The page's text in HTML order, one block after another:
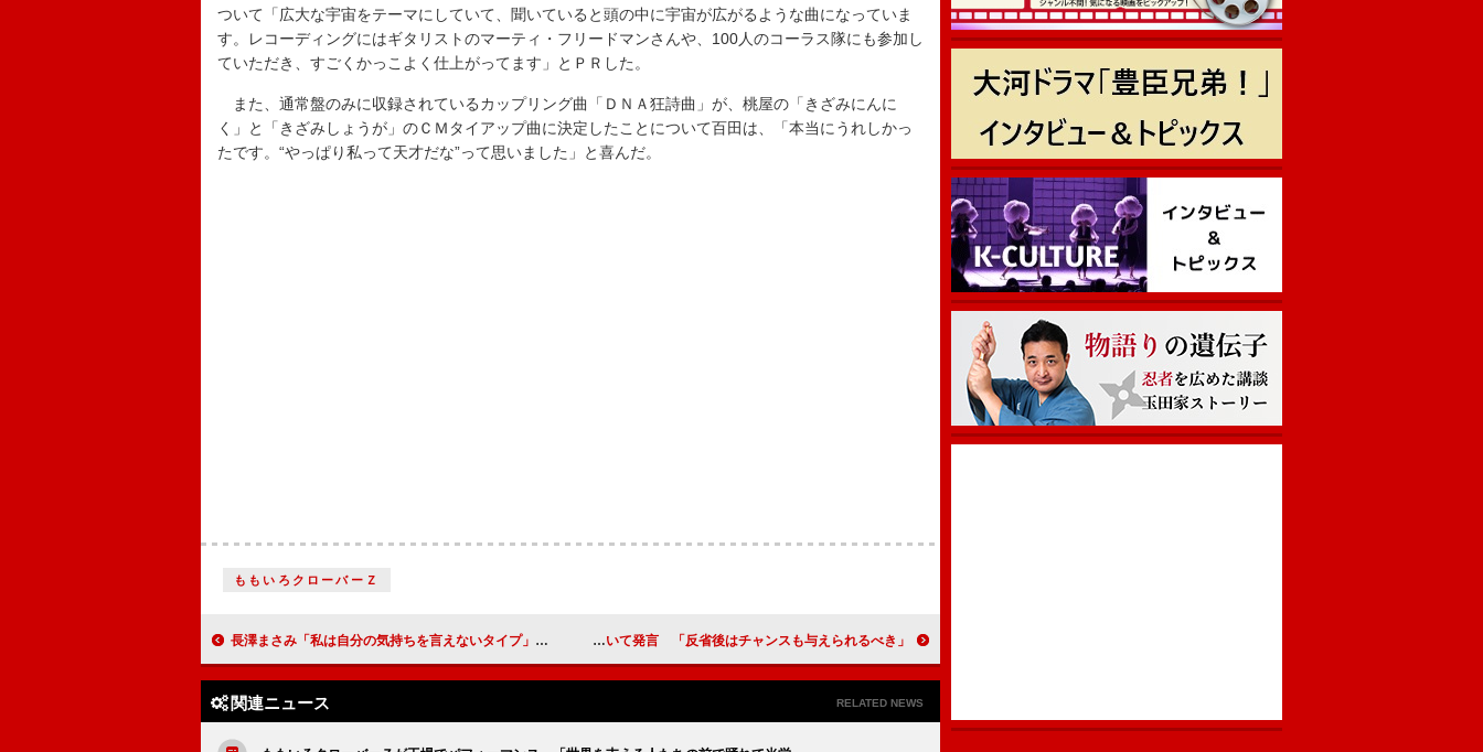
ついて「広大な宇宙をテーマにしていて、聞いていると頭の中に宇宙が広がるような曲になっていま
す。レコーディングにはギタリストのマーティ・フリードマンさんや、100人のコーラス隊にも参加し
ていただき、すごくかっこよく仕上がってます」とＰＲした。
また、通常盤のみに収録されているカップリング曲「ＤＮＡ狂詩曲」が、桃屋の「きざみにんに
く」と「きざみしょうが」のＣＭタイアップ曲に決定したことについて百田は、「本当にうれしかっ
たです。“やっぱり私って天才だな”って思いました」と喜んだ。
ももいろクローバーＺ
長澤まさみ「私は自分の気持ちを言えないタイプ」 宮崎吾朗監督は「経理に毎週、お金のことを聞かれています 松沢しげふみ、紳助氏の復帰について発言 「反省後はチャンスも与えられるべき」
関連ニュース RELATED NEWS